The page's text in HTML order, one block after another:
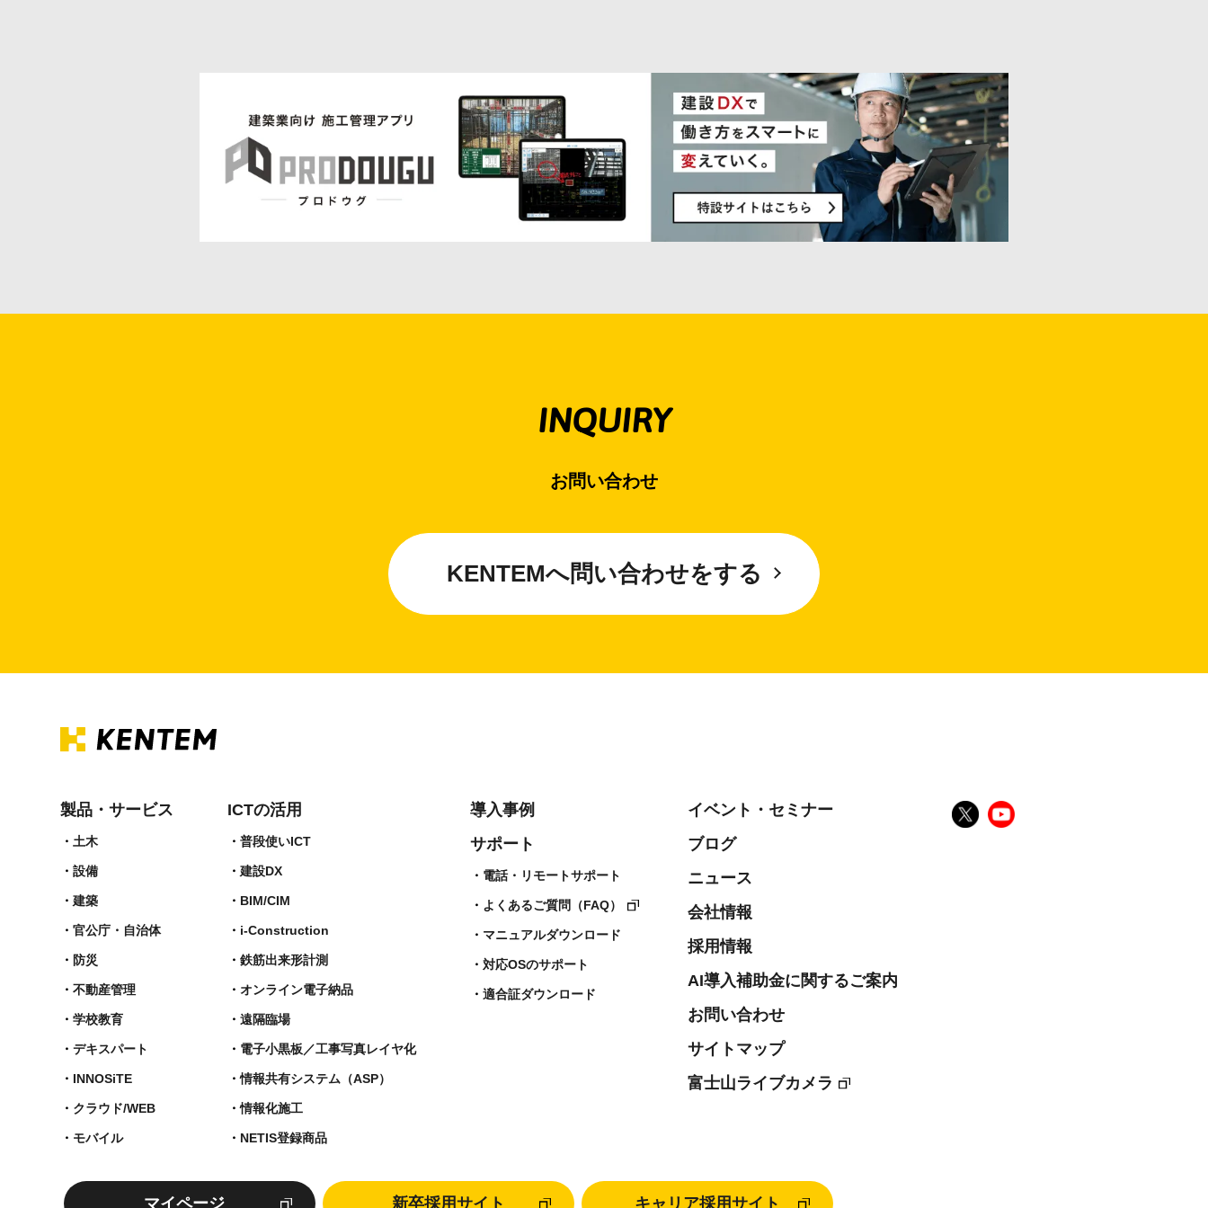
INQUIRY
お問い合わせ
KENTEMへ問い合わせをする
製品・サービス
土木
設備
建築
官公庁・自治体
防災
不動産管理
学校教育
デキスパート
INNOSiTE
クラウド/WEB
モバイル
ICTの活用
普段使いICT
建設DX
BIM/CIM
i-Construction
鉄筋出来形計測​
オンライン電子納品
遠隔臨場
電子小黒板／工事写真レイヤ化
情報共有システム（ASP）
情報化施工
NETIS登録商品
導入事例
サポート
電話・リモートサポート
よくあるご質問（FAQ）
マニュアルダウンロード
対応OSのサポート
適合証ダウンロード
イベント・セミナー
ブログ
ニュース
会社情報
採用情報
AI導入補助金に関するご案内
お問い合わせ
サイトマップ
富士山ライブカメラ
マイページ 新卒採用サイト キャリア採用サイト